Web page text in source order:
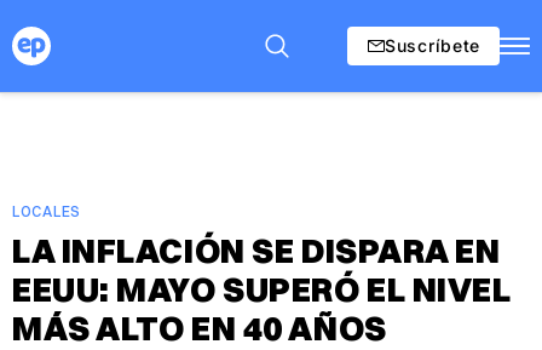
Suscríbete
LOCALES
LA INFLACIÓN SE DISPARA EN
EEUU: MAYO SUPERÓ EL NIVEL
MÁS ALTO EN 40 AÑOS